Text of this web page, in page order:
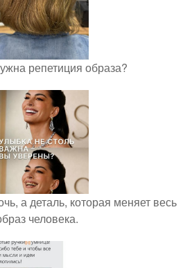
репетиция образа?
а деталь, которая меняет весь
человека.